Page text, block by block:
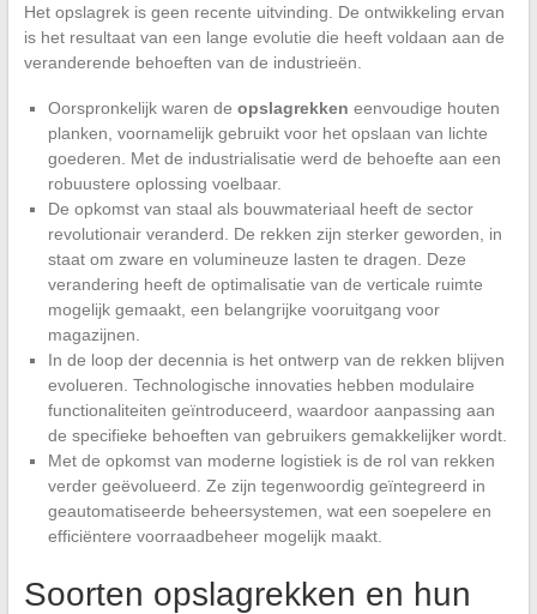
Het opslagrek is geen recente uitvinding. De ontwikkeling ervan
is het resultaat van een lange evolutie die heeft voldaan aan de
veranderende behoeften van de industrieën.
Oorspronkelijk waren de opslagrekken eenvoudige houten
planken, voornamelijk gebruikt voor het opslaan van lichte
goederen. Met de industrialisatie werd de behoefte aan een
robuustere oplossing voelbaar.
De opkomst van staal als bouwmateriaal heeft de sector
revolutionair veranderd. De rekken zijn sterker geworden, in
staat om zware en volumineuze lasten te dragen. Deze
verandering heeft de optimalisatie van de verticale ruimte
mogelijk gemaakt, een belangrijke vooruitgang voor
magazijnen.
In de loop der decennia is het ontwerp van de rekken blijven
evolueren. Technologische innovaties hebben modulaire
functionaliteiten geïntroduceerd, waardoor aanpassing aan
de specifieke behoeften van gebruikers gemakkelijker wordt.
Met de opkomst van moderne logistiek is de rol van rekken
verder geëvolueerd. Ze zijn tegenwoordig geïntegreerd in
geautomatiseerde beheersystemen, wat een soepelere en
efficiëntere voorraadbeheer mogelijk maakt.
Soorten opslagrekken en hun